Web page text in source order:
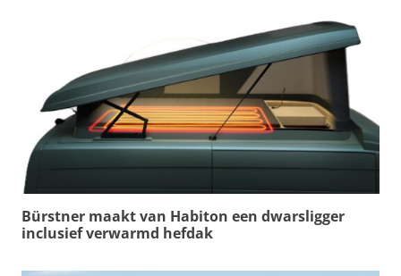
Bürstner maakt van Habiton een dwarsligger
inclusief verwarmd hefdak